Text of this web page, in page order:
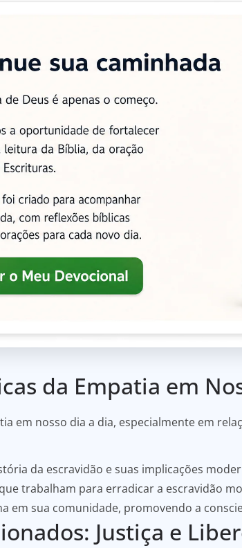
da Empatia em
em nosso dia a dia, especialmente em
da escravidão e suas implicações
trabalham para erradicar a escravidão
em sua comunidade, promovendo a
Justiça e